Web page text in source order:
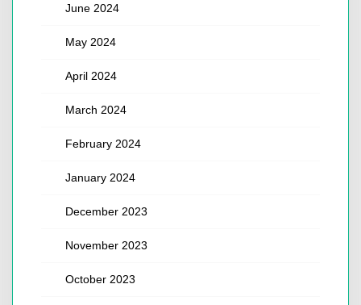
June 2024
May 2024
April 2024
March 2024
February 2024
January 2024
December 2023
November 2023
October 2023